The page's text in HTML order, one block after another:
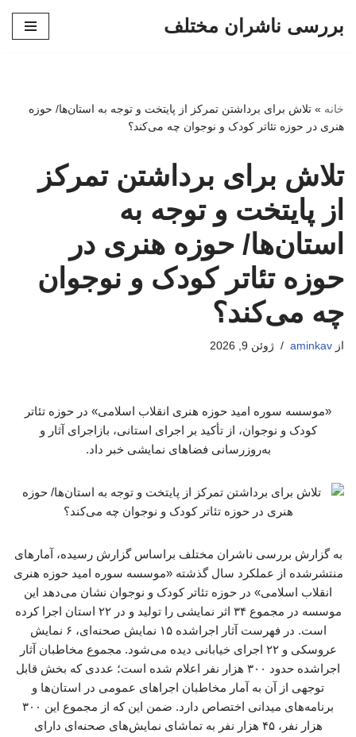
بررسی ناشران مختلف
خانه » تلاش برای برداشتن تمرکز از پایتخت و توجه به استان‌ها/ حوزه
هنری در حوزه تئاتر کودک و نوجوان چه می‌کند؟
تلاش برای برداشتن تمرکز
از پایتخت و توجه به
استان‌ها/ حوزه هنری در
حوزه تئاتر کودک و نوجوان
چه می‌کند؟
از aminkav ژوئن 9, 2026
«موسسه سوره امید حوزه هنری انقلاب اسلامی» در حوزه تئاتر
کودک و نوجوان، از تأکید بر اجرای استانی، بازاجرای آثار و
به‌روزرسانی فضاهای نمایشی خبر داد.
به گزارش بررسی ناشران مختلف براساس گزارش رسیده، آمارهای
منتشرشده از عملکرد سال گذشته «موسسه سوره امید حوزه هنری
انقلاب اسلامی» در حوزه تئاتر کودک و نوجوان نشان می‌دهد این
موسسه در مجموع ۳۴ اثر نمایشی را تولید و در ۲۲ استان اجرا کرده
است. در فهرست آثار اجراشده ۱۵ نمایش صحنه‌ای، ۶ نمایش
عروسکی و ۲۲ اجرای خیابانی دیده می‌شود. مجموع مخاطبان آثار
اجراشده حدود ۳۰۰ هزار نفر اعلام شده است؛ عددی که بخش قابل
توجهی از آن به آمار مخاطبان اجراهای عمومی در استان‌ها و
برنامه‌های میدانی اختصاص دارد. ضمن این که از مجموع این ۳۰۰
هزار نفر، ۴۵ هزار نفر به تماشای نمایش‌های صحنه‌ای دارای